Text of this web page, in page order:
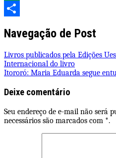
WhatsApp
Navegação de Post
Livros publicados pela Edições
Internacional do livro
Itororó: Maria Eduarda segue
Deixe comentário
Seu endereço de e-mail não será
necessários são marcados com *.